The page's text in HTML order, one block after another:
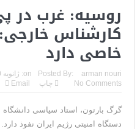
روسیه: غرب در
کارشناس خارجی:
خاصی دارد
Posted By: arman nouri
on: ژانویه 20, 2026
No Comments
چاپ Email
گرگ بارتون، استاد سیاسی دانشگاه
دستگاه امنیتی رژیم ایران نفوذ